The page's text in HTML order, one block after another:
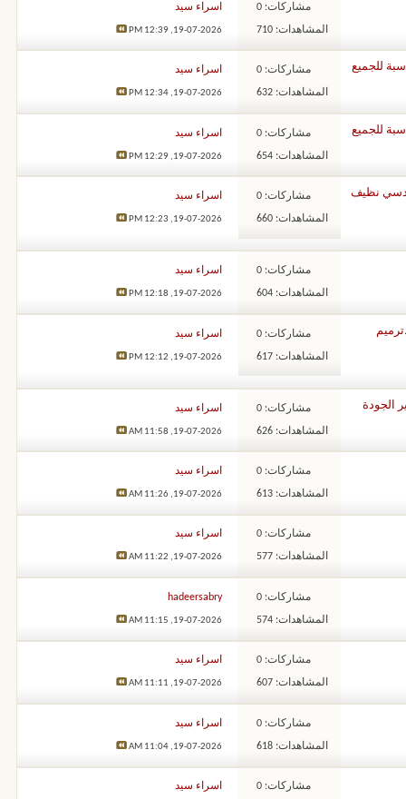
مشاركات: 0
المشاهدات: 710
اسراء سيد
19-07-2026,
12:39 PM
مشاركات: 0
المشاهدات: 632
اسراء سيد
19-07-2026,
12:34 PM
مشاركات: 0
المشاهدات: 654
اسراء سيد
19-07-2026,
12:29 PM
شغل هندسي نظيف مشاركات: 0
المشاهدات: 660
اسراء سيد
19-07-2026,
12:23 PM
مشاركات: 0
المشاهدات: 604
اسراء سيد
19-07-2026,
12:18 PM
مشاركات: 0
المشاهدات: 617
اسراء سيد
19-07-2026,
12:12 PM
الجودة مشاركات: 0
المشاهدات: 626
اسراء سيد
19-07-2026,
11:58 AM
مشاركات: 0
المشاهدات: 613
اسراء سيد
19-07-2026,
11:26 AM
مشاركات: 0
المشاهدات: 577
اسراء سيد
19-07-2026,
11:22 AM
مشاركات: 0
المشاهدات: 574
hadeersabry
19-07-2026,
11:15 AM
مشاركات: 0
المشاهدات: 607
اسراء سيد
19-07-2026,
11:11 AM
مشاركات: 0
المشاهدات: 618
اسراء سيد
19-07-2026,
11:04 AM
مشاركات: 0 اسراء سيد